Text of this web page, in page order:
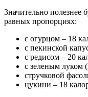
Значительно полезнее
равных пропорциях:
с огурцом – 18
с пекинской
с редисом – 20
с зеленым луком
стручковой
цукини – 18